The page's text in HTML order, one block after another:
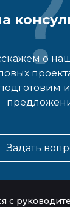
о
Задать
с